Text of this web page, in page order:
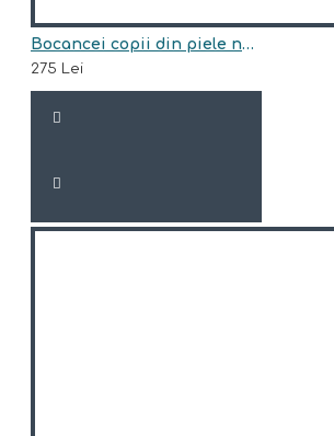
Bocancei copii din piele naturala model HUNTER
275 Lei